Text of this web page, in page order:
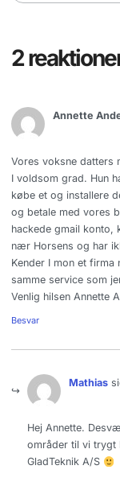
2
Annette
Vores voksne datters
I voldsom grad. Hun
købe et og installere
og betale med vores
hackede gmail konto,
nær Horsens og har
Kender I mon et
samme service som
Venlig hilsen Annette
Besvar
Mathias
Hej Annette.
områder til vi trygt
GladTeknik A/S